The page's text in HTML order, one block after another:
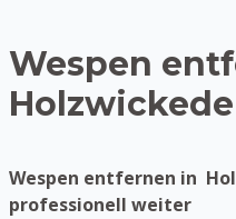
Wespen
Holzwickede
Wespen entfernen in
professionell weiter